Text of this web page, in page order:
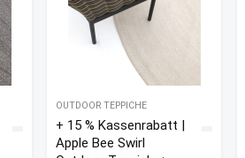
OUTDOOR TEPPICHE
+ 15 % Kassenrabatt |
Apple Bee Swirl